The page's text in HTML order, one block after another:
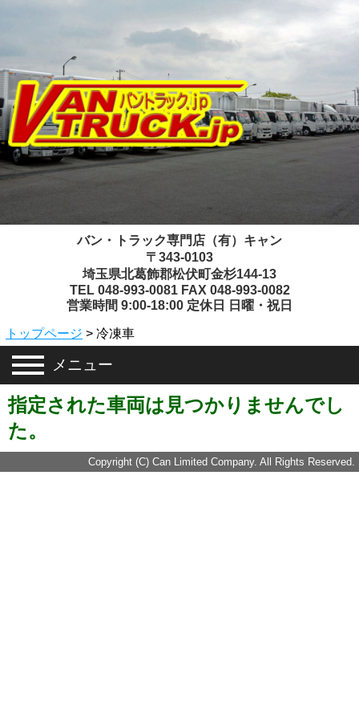
バン・トラック専門店（有）キャン
〒343-0103
埼玉県北葛飾郡松伏町金杉144-13
TEL 048-993-0081 FAX 048-993-0082
営業時間 9:00-18:00 定休日 日曜・祝日
トップページ > 冷凍車
メニュー
指定された車両は見つかりませんでし
た。
Copyright (C) Can Limited Company. All Rights Reserved.